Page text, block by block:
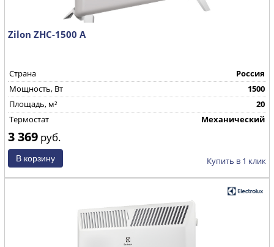
Zilon ZHC-1500 А
Страна
Россия
Mощность, Вт
1500
Площадь, м²
20
Термостат
Механический
3 369 руб.
Купить в 1 клик